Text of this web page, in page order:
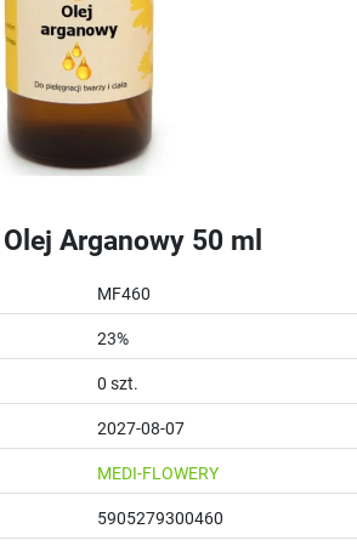
Arganowy 50 ml
MF460
23%
0 szt.
2027-08-07
MEDI-FLOWERY
5905279300460